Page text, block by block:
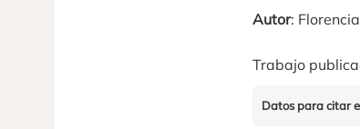
Autor:
Trabajo
Datos para citar